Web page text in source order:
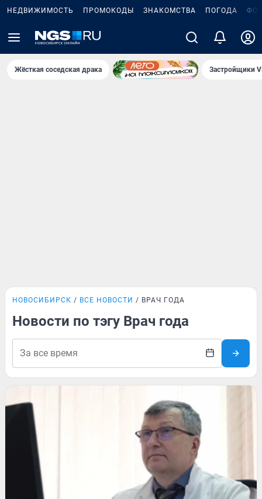
НЕДВИЖИМОСТЬ ПРОМОКОДЫ ЗНАКОМСТВА ПОГОДА
Жёсткая соседская драка Застройщики
НОВОСИБИРСК ВСЕ НОВОСТИ ВРАЧ ГОДА
Новости по тэгу Врач года